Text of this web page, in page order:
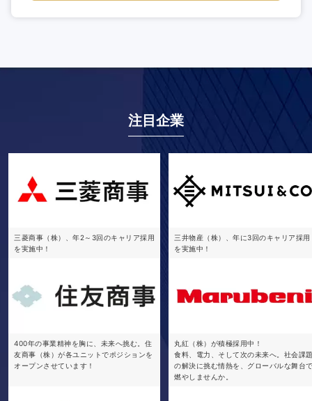
注目企業
三菱商事（株）、年2～3回のキャリア採用
を実施中！
三井物産（株）、年に3回のキャリア採用
を実施中！
400年の事業精神を胸に、未来へ挑む。住
友商事（株）が各ユニットでポジションを
オープンさせています！
丸紅（株）が積極採用中！
食料、電力、そして次の未来へ。社会課
の解決に挑む情熱を、グローバルな舞台
燃やしませんか。